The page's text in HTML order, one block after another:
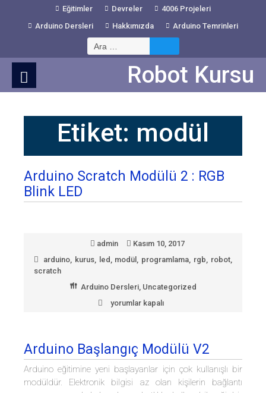
Eğitimler Devreler
4006 Projeleri
Arduino Dersleri
Hakkımızda Arduino Temrinleri
Arama:
Robot Kursu
Etiket: modül
Arduino Scratch Modülü 2 : RGB
Blink LED
admin
Kasım 10, 2017
arduino, kurus, led , modül , programlama, rgb, robot,
scratch
Arduino Dersleri, Uncategorized
Arduino
:
RGB
Blink
LED
yorumlar kapalı
Arduino Başlangıç Modülü V2
Arduino eğitimine yeni başlayanlar için çok kullanışlı bir
modüldür. Elektronik bilgisi az olan kişilerin bağlantı